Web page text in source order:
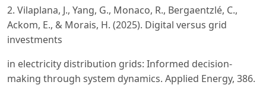
2. Vilaplana, J., Yang, G., Monaco, R., Bergaentzlé, C.,
Ackom, E., & Morais, H. (2025). Digital versus grid
investments
in electricity distribution grids: Informed decision-
making through system dynamics. Applied Energy, 386.